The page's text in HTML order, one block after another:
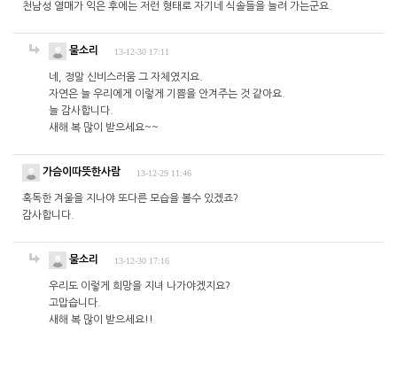
천남성 열매가 익은 후에는 저런 형태로 자기네 식솔들을 늘려 가는군요.
물소리 13-12-30 17:11
네, 정말 신비스러움 그 자체였지요.
자연은 늘 우리에게 이렇게 기쁨을 안겨주는 것 같아요.
늘 감사합니다.
새해 복 많이 받으세요~~
가슴이따뜻한사람 13-12-29 11:46
혹독한 겨울을 지나야 또다른 모습을 볼수 있겠죠?
감사합니다.
물소리 13-12-30 17:16
우리도 이렇게 희망을 지녀 나가야겠지요?
고맙습니다.
새해 복 많이 받으세요!!